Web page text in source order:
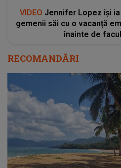
VIDEO Jennifer Lopez își
gemenii săi cu o vacanță
înainte de
RECOMANDĂRI